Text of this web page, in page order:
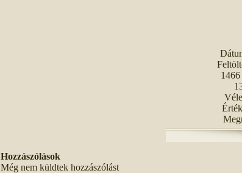
Hozzászólások
Még nem küldtek hozzászólást